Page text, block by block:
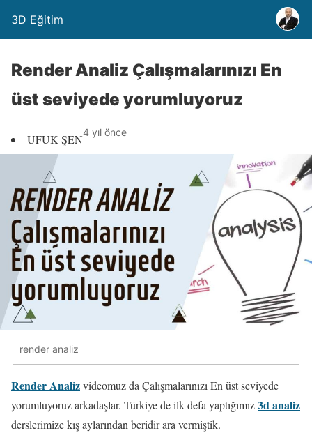
3D Eğitim
Render Analiz Çalışmalarınızı En
üst seviyede yorumluyoruz
UFUK ŞEN4 yıl önce
render analiz
Render Analizvideomuz da Çalışmalarınızı En üst seviyede
yorumluyoruz arkadaşlar. Türkiye de ilk defa yaptığımız3d analiz
derslerimize kış aylarından beridir ara vermiştik.